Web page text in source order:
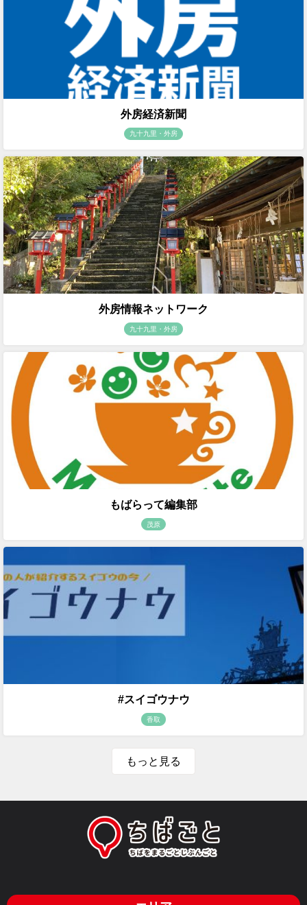
外房経済新聞
九十九里・外房
外房情報ネットワーク
九十九里・外房
もばらって編集部
茂原
#スイゴウナウ
香取
もっと見る